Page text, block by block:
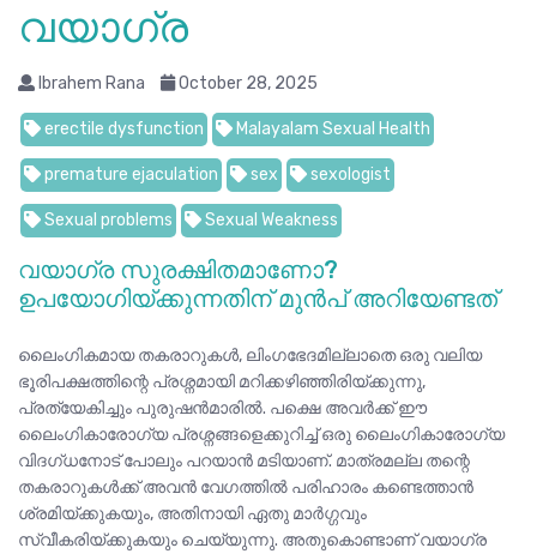
വയാഗ്ര
Ibrahem Rana October 28, 2025
erectile dysfunction Malayalam Sexual Health
premature ejaculation sex sexologist
Sexual problems Sexual Weakness
വയാഗ്ര സുരക്ഷിതമാണോ?
ഉപയോഗിയ്ക്കുന്നതിന് മുൻപ് അറിയേണ്ടത്
ലൈംഗികമായ തകരാറുകൾ, ലിംഗഭേദമില്ലാതെ ഒരു വലിയ
ഭൂരിപക്ഷത്തിന്റെ പ്രശ്നമായി മറിക്കഴിഞ്ഞിരിയ്ക്കുന്നു,
പ്രത്യേകിച്ചും പുരുഷൻമാരിൽ. പക്ഷെ അവർക്ക് ഈ
ലൈംഗികാരോഗ്യ പ്രശ്നങ്ങളെക്കുറിച്ച് ഒരു ലൈംഗികാരോഗ്യ
വിദഗ്ധനോട് പോലും പറയാൻ മടിയാണ്. മാത്രമല്ല തന്റെ
തകരാറുകൾക്ക് അവൻ വേഗത്തിൽ പരിഹാരം കണ്ടെത്താൻ
ശ്രമിയ്ക്കുകയും, അതിനായി ഏതു മാർഗ്ഗവും
സ്വീകരിയ്ക്കുകയും ചെയ്യുന്നു. അതുകൊണ്ടാണ് വയാഗ്ര